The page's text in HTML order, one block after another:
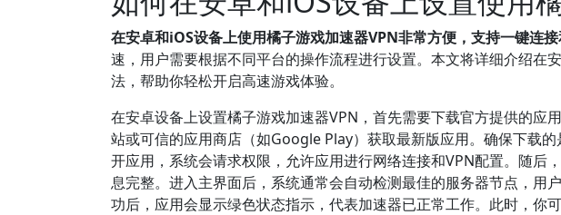
在安卓和iOS设备上使用橘子游戏加速器VPN非常方便，支持一键连接
速，用户需要根据不同平台的操作流程进行设置。本文将详细介绍在
法，帮助你轻松开启高速游戏体验。
在安卓设备上设置橘子游戏加速器VPN，首先需要下载官方提供的应
站或可信的应用商店（如Google Play）获取最新版应用。确保下载
开应用，系统会请求权限，允许应用进行网络连接和VPN配置。随后
息完整。进入主界面后，系统通常会自动检测最佳的服务器节点，用
功后，应用会显示绿色状态指示，代表加速器已正常工作。此时，你